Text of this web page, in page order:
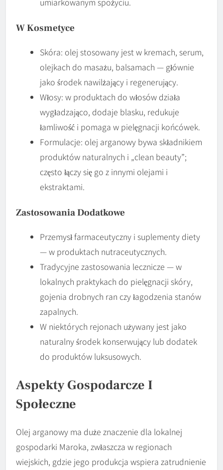
W Kosmetyce
Skóra: olej stosowany jest w kremach, serum,
olejkach do masażu, balsamach — głównie
jako środek nawilżający i regenerujący.
Włosy: w produktach do włosów działa
wygładzająco, dodaje blasku, redukuje
łamliwość i pomaga w pielęgnacji końcówek.
Formulacje: olej arganowy bywa składnikiem
produktów naturalnych i „clean beauty”;
często łączy się go z innymi olejami i
ekstraktami.
Zastosowania Dodatkowe
Przemysł farmaceutyczny i suplementy diety
— w produktach nutraceutycznych.
Tradycyjne zastosowania lecznicze — w
lokalnych praktykach do pielęgnacji skóry,
gojenia drobnych ran czy łagodzenia stanów
zapalnych.
W niektórych rejonach używany jest jako
naturalny środek konserwujący lub dodatek
do produktów luksusowych.
Aspekty Gospodarcze I
Społeczne
Olej arganowy ma duże znaczenie dla lokalnej
gospodarki Maroka, zwłaszcza w regionach
wiejskich, gdzie jego produkcja wspiera zatrudnienie